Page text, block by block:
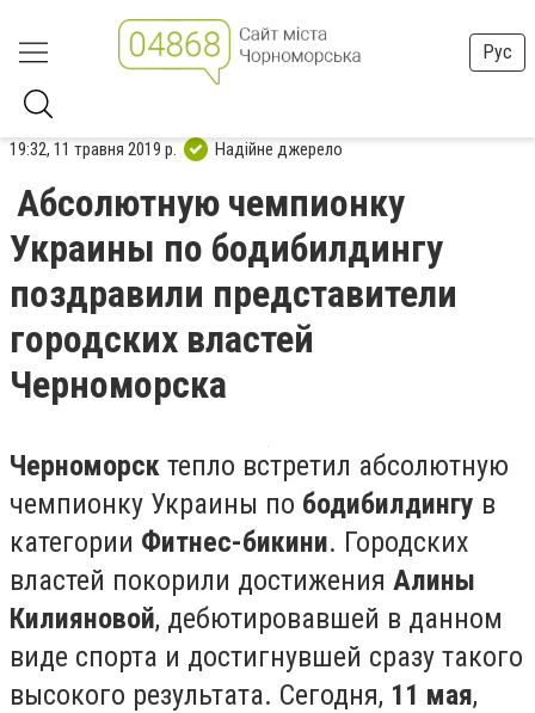
Рус
19:32, 11 травня 2019 р. Надійне джерело
Абсолютную чемпионку
Украины по бодибилдингу
поздравили представители
городских властей
Черноморска
Черноморск тепло встретил абсолютную
чемпионку Украины по бодибилдингу в
категории Фитнес-бикини. Городских
властей покорили достижения Алины
Килияновой, дебютировавшей в данном
виде спорта и достигнувшей сразу такого
высокого результата. Сегодня, 11 мая,